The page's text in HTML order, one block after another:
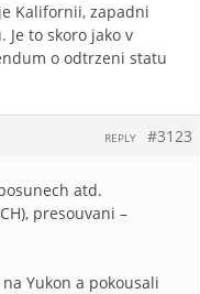
Kalifornii, zapadni
to skoro jako v
o odtrzeni statu
#3123
REPLY
atd.
presouvani –
Yukon a pokousali